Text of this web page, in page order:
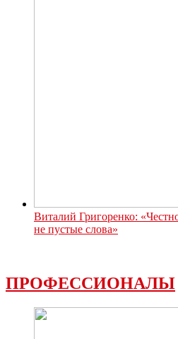
Виталий Григоренко:
не пустые слова»
ПРОФЕССИОНАЛЫ